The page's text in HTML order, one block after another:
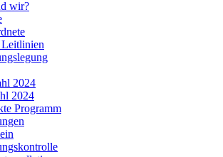
wir?
Leitlinien
2024
2024
Programm